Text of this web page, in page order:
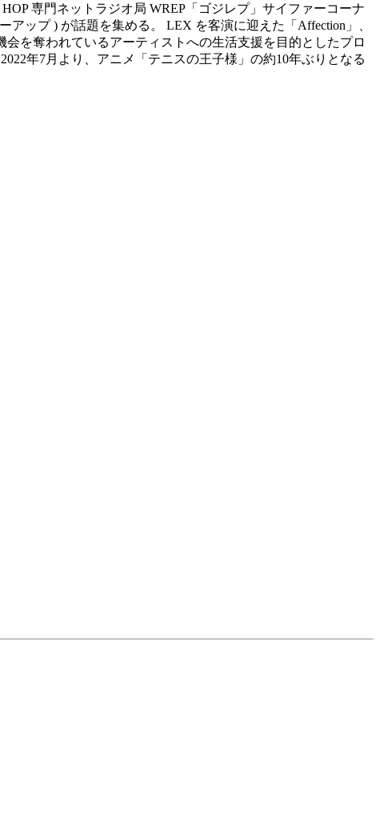
専門ネットラジオ局 WREP「ゴジレプ」サイファーコーナ
ップ ) が話題を集める。 LEX を客演に迎えた「Affection」、
会を奪われているアーティストへの生活支援を目的としたプロ
年7月より、アニメ「テニスの王子様」の約10年ぶりとなる